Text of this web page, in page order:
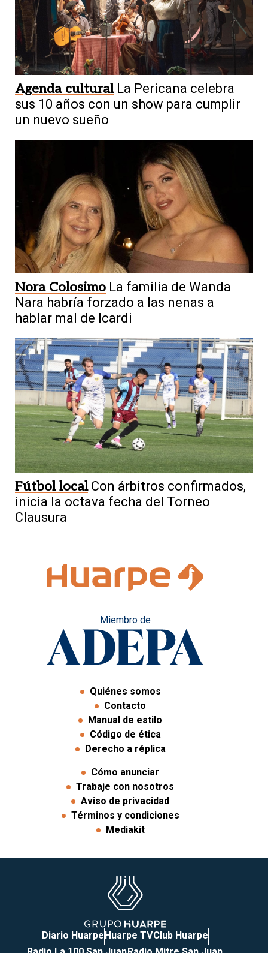
Agenda cultural La Pericana celebra
sus 10 años con un show para cumplir
un nuevo sueño
Nora Colosimo La familia de Wanda
Nara habría forzado a las nenas a
hablar mal de Icardi
Fútbol local Con árbitros confirmados,
inicia la octava fecha del Torneo
Clausura
Miembro de
Quiénes somos
Contacto
Manual de estilo
Código de ética
Derecho a réplica
Cómo anunciar
Trabaje con nosotros
Aviso de privacidad
Términos y condiciones
Mediakit
Diario HuarpeHuarpe TVClub Huarpe